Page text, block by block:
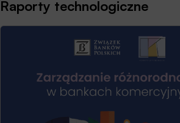
Raporty technologiczne